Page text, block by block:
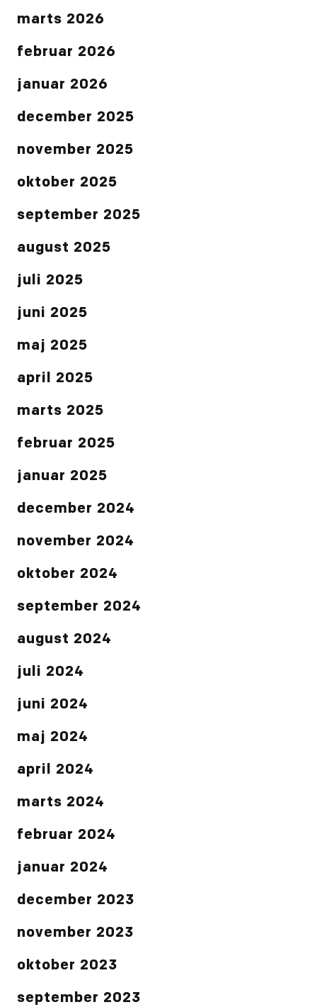
marts 2026
februar 2026
januar 2026
december 2025
november 2025
oktober 2025
september 2025
august 2025
juli 2025
juni 2025
maj 2025
april 2025
marts 2025
februar 2025
januar 2025
december 2024
november 2024
oktober 2024
september 2024
august 2024
juli 2024
juni 2024
maj 2024
april 2024
marts 2024
februar 2024
januar 2024
december 2023
november 2023
oktober 2023
september 2023